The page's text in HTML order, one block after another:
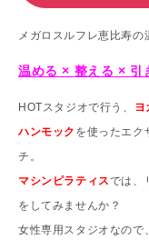
メガロスルフレ恵比寿の
温める × 整える × 引
HOTスタジオで行う、 ヨ
ハンモック を使ったエク
チ。
マシンピラティスでは、
をしてみませんか？
女性専用スタジオなので